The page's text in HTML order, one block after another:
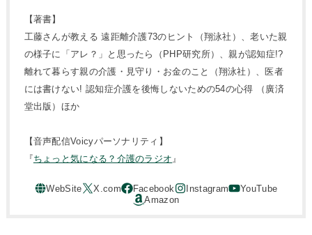
【著書】
工藤さんが教える 遠距離介護73のヒント（翔泳社）、老いた親
の様子に「アレ？」と思ったら（PHP研究所）、親が認知症!?
離れて暮らす親の介護・見守り・お金のこと（翔泳社）、医者
には書けない! 認知症介護を後悔しないための54の心得 （廣済
堂出版）ほか
【音声配信Voicyパーソナリティ】
『ちょっと気になる？介護のラジオ』